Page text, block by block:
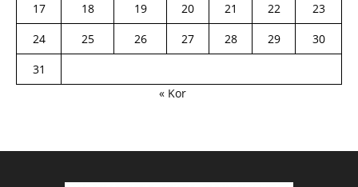
17
18 19 20 21 22
23
24
25 26 27 28 29
30
31
« Kor